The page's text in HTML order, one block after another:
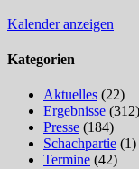
Kalender anzeigen
Kategorien
Aktuelles (22)
Ergebnisse (312)
Presse (184)
Schachpartie (1)
Termine (42)